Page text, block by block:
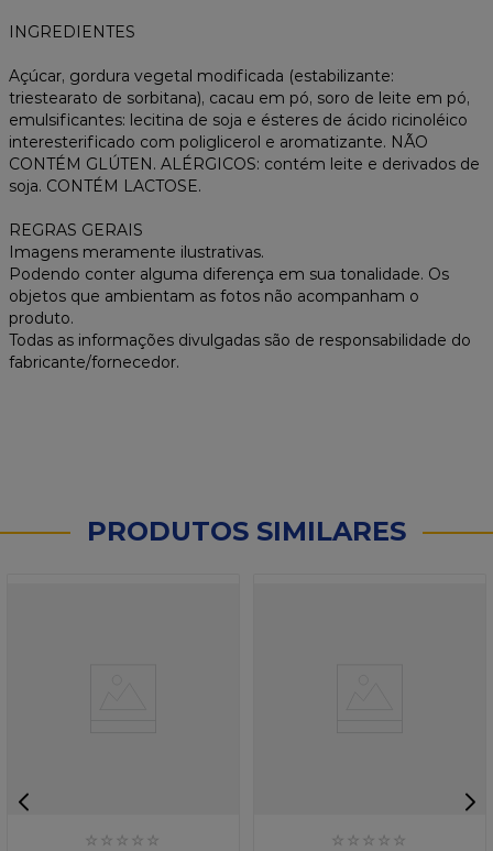
INGREDIENTES
Açúcar, gordura vegetal modificada (estabilizante:
triestearato de sorbitana), cacau em pó, soro de leite em pó,
emulsificantes: lecitina de soja e ésteres de ácido ricinoléico
interesterificado com poliglicerol e aromatizante. NÃO
CONTÉM GLÚTEN. ALÉRGICOS: contém leite e derivados de
soja. CONTÉM LACTOSE.
REGRAS GERAIS
Imagens meramente ilustrativas.
Podendo conter alguma diferença em sua tonalidade. Os
objetos que ambientam as fotos não acompanham o
produto.
Todas as informações divulgadas são de responsabilidade do
fabricante/fornecedor.
PRODUTOS SIMILARES
☆ ☆ ☆ ☆ ☆ ☆ ☆ ☆ ☆ ☆